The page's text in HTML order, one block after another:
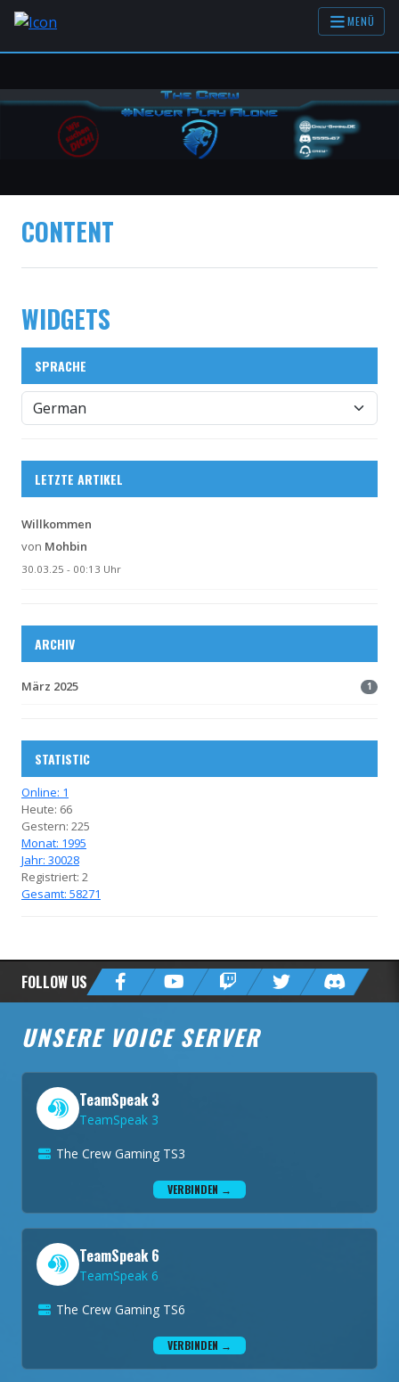
MENÜ
CONTENT
WIDGETS
SPRACHE
LETZTE ARTIKEL
Willkommen
von Mohbin
30.03.25 - 00:13 Uhr
ARCHIV
März 2025 1
STATISTIC
Online: 1
Heute: 66
Gestern: 225
Monat: 1995
Jahr: 30028
Registriert: 2
Gesamt: 58271
FOLLOW US
UNSERE VOICE SERVER
TeamSpeak 3
TeamSpeak 3
The Crew Gaming TS3
VERBINDEN →
TeamSpeak 6
TeamSpeak 6
The Crew Gaming TS6
VERBINDEN →